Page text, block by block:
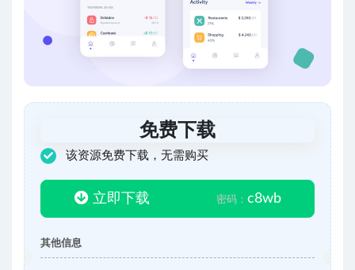
免费下载
该资源免费下载，无需购买
立即下载 密码： c8wb
其他信息